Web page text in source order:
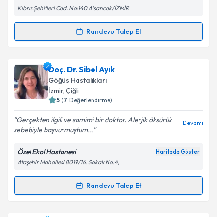
Kişisel verilerimin işlenmesine ilişkin
Metni'ni okudum ve kişisel verilerimin belirtilen
Takvim Talebini Gönder
Kıbrıs Şehitleri Cad. No:140 Alsancak/İZMİR
Randevu Talep Et
Randevu Takvimi Talebi
Uzm. Dr. Tayfun Çağlayan
talebi oluşturun. Size bu uzmandan randevu almanız
için bir takvim hazırlandığında e-posta ile
bilgilendireceğiz.
E-posta Adresiniz
Kişisel verilerimin işlenmesine ilişkin
Metni'ni okudum ve kişisel verilerimin belirtilen
kapsamda işlenmesini kabul ediyorum.
Doç. Dr. Sibel Ayık
Göğüs Hastalıkları
İzmir, Çiğli
5 (7 Değerlendirme)
Gerçekten ilgili ve samimi bir doktor. Alerjik öksürük
sebebiyle başvurmuştum...
Devamı
Özel Ekol Hastanesi Haritada Göster
Ataşehir Mahallesi 8019/16. Sokak No:4,
Randevu Talep Et
Randevu Takvimi Talebi